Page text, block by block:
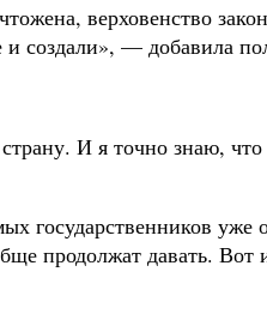
верховенство
создали», — добавила
И я точно знаю,
государственников уже
продолжат давать. Вот